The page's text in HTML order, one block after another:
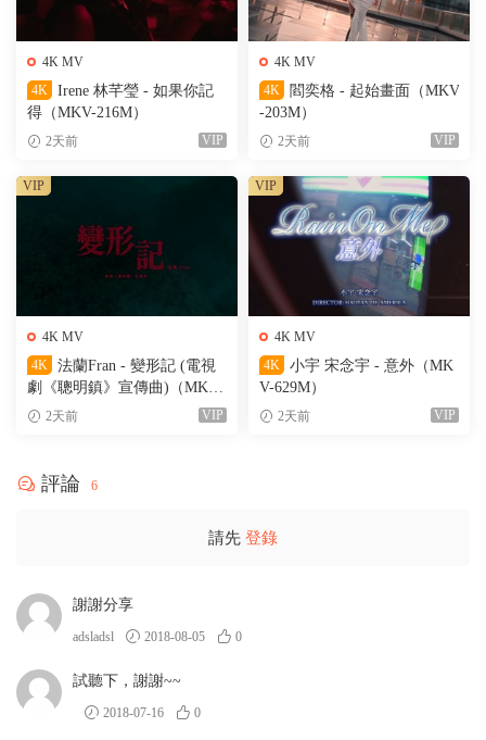
4K MV
4K
Irene 林芊瑩 - 如果你記
得（MKV-216M）
2天前 VIP
4K MV
4K
閻奕格 - 起始畫面（MKV
-203M）
2天前 VIP
4K MV
4K
法蘭Fran - 變形記 (電視
劇《聰明鎮》宣傳曲)（MKV-
205M）
2天前 VIP
VIP
4K MV
4K
小宇 宋念宇 - 意外（MK
V-629M）
2天前 VIP
VIP
評論 6
請先 登錄
謝謝分享
adsladsl 2018-08-05 0
試聽下，謝謝~~
2018-07-16 0